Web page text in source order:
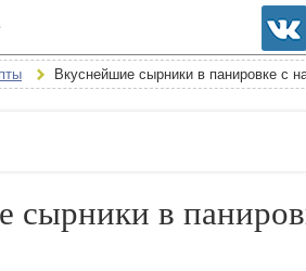
Вкуснейшие сырники в панировке с
сырники в